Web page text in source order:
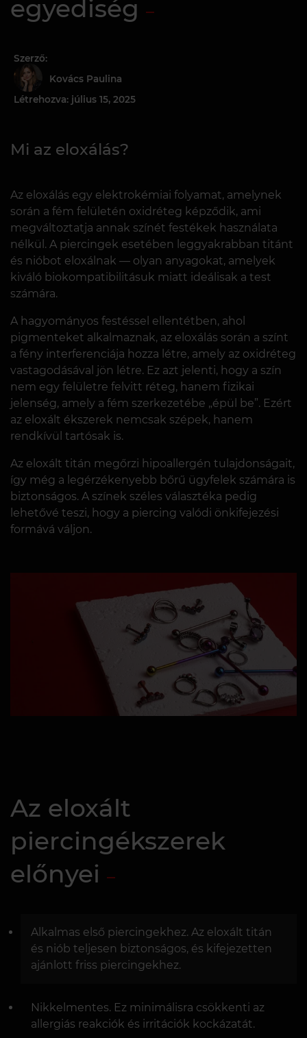
egyediség
Szerző:
Kovács Paulina
Létrehozva: július 15, 2025
Mi az eloxálás?
Az eloxálás egy elektrokémiai folyamat, amelynek
során a fém felületén oxidréteg képződik, ami
megváltoztatja annak színét festékek használata
nélkül. A piercingek esetében leggyakrabban titánt
és nióbot eloxálnak — olyan anyagokat, amelyek
kiváló biokompatibilitásuk miatt ideálisak a test
számára.
A hagyományos festéssel ellentétben, ahol
pigmenteket alkalmaznak, az eloxálás során a színt
a fény interferenciája hozza létre, amely az oxidréteg
vastagodásával jön létre. Ez azt jelenti, hogy a szín
nem egy felületre felvitt réteg, hanem fizikai
jelenség, amely a fém szerkezetébe „épül be”. Ezért
az eloxált ékszerek nemcsak szépek, hanem
rendkívül tartósak is.
Az eloxált titán megőrzi hipoallergén tulajdonságait,
így még a legérzékenyebb bőrű ügyfelek számára is
biztonságos. A színek széles választéka pedig
lehetővé teszi, hogy a piercing valódi önkifejezési
formává váljon.
Az eloxált
piercingékszerek
előnyei
Alkalmas első piercingekhez. Az eloxált titán
és niób teljesen biztonságos, és kifejezetten
ajánlott friss piercingekhez.
Nikkelmentes. Ez minimálisra csökkenti az
allergiás reakciók és irritációk kockázatát.